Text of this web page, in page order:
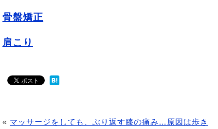
骨盤矯正
肩こり
« マッサージをしても、ぶり返す膝の痛み…原因は歩き